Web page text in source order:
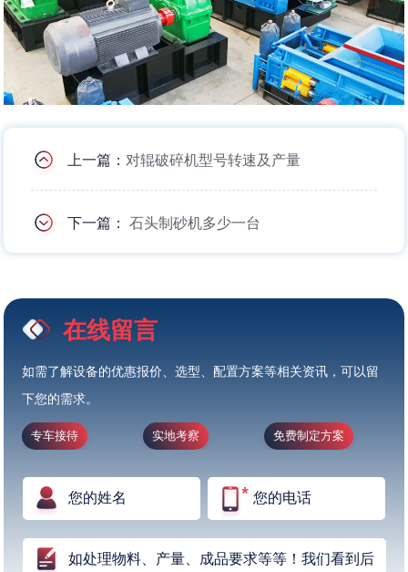
上一篇： 对辊破碎机型号转速及产量
下一篇：石头制砂机多少一台
在线留言
如需了解设备的优惠报价、选型、配置方案等相关资讯，可以留
下您的需求。
专车接待 实地考察 免费制定方案